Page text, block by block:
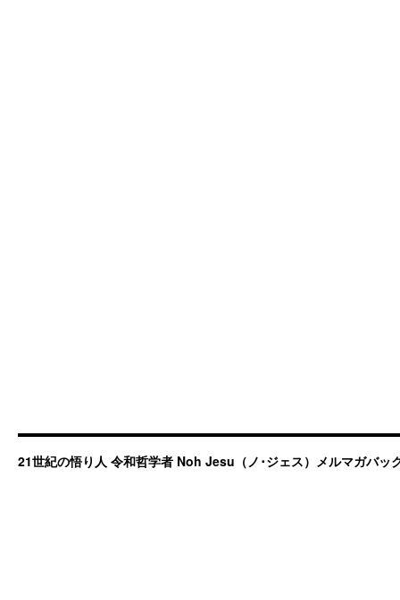
21世紀の悟り人 令和哲学者 Noh Jesu（ノ･ジェス）メルマガバッ